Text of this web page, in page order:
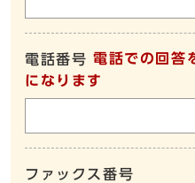
電話番号 電話での回答
になります
ファックス番号